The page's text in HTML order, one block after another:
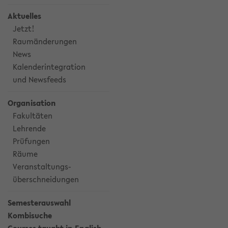
Aktuelles
Jetzt!
Raumänderungen
News
Kalenderintegration
und Newsfeeds
Organisation
Fakultäten
Lehrende
Prüfungen
Räume
Veranstaltungs-
überschneidungen
Semesterauswahl
Kombisuche